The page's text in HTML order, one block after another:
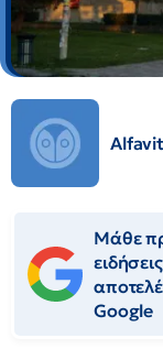
Μάθε
Google